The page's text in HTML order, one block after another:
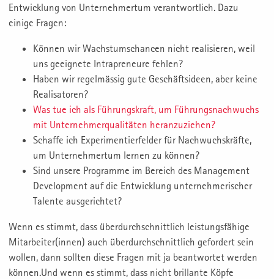
Entwicklung von Unternehmertum verantwortlich. Dazu
einige Fragen:
Können wir Wachstumschancen nicht realisieren, weil
uns geeignete Intrapreneure fehlen?
Haben wir regelmässig gute Geschäftsideen, aber keine
Realisatoren?
Was tue ich als Führungskraft, um Führungsnachwuchs
mit Unternehmerqualitäten heranzuziehen?
Schaffe ich Experimentierfelder für Nachwuchskräfte,
um Unternehmertum lernen zu können?
Sind unsere Programme im Bereich des Management
Development auf die Entwicklung unternehmerischer
Talente ausgerichtet?
Wenn es stimmt, dass überdurchschnittlich leistungsfähige
Mitarbeiter(innen) auch überdurchschnittlich gefordert sein
wollen, dann sollten diese Fragen mit ja beantwortet werden
können.Und wenn es stimmt, dass nicht brillante Köpfe